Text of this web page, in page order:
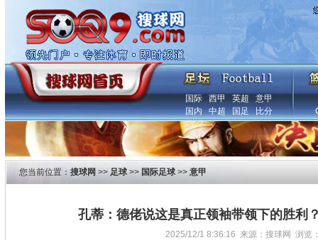
国际 西甲 英超
意甲
国内
中超 国足 比分
您当前位置： 搜球网 >> 足球>> 国际足球>> 意甲
孔蒂：德佬说这是真正领袖带领下的胜利
2025/12/1 8:36:16 来源：搜球网 浏览